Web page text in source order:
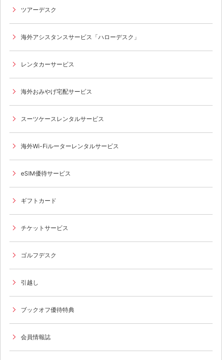
ツアーデスク
海外アシスタンスサービス「ハローデスク」
レンタカーサービス
海外おみやげ宅配サービス
スーツケースレンタルサービス
海外Wi-Fiルーターレンタルサービス
eSIM優待サービス
ギフトカード
チケットサービス
ゴルフデスク
引越し
ブックオフ優待特典
会員情報誌